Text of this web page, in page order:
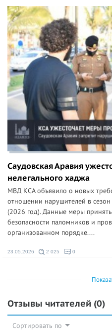
Саудовская Аравия
нелегального хаджа
МВД КСА объявило о новых
отношении нарушителей в
(2026 год). Данные меры
безопасности паломников и
организованном порядке....
23.05.2026 2 025 0
Отзывы читателей (0)
Сортировать по